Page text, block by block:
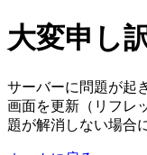
大変申し
サーバーに問題が起
画面を更新（リフレ
題が解消しない場合